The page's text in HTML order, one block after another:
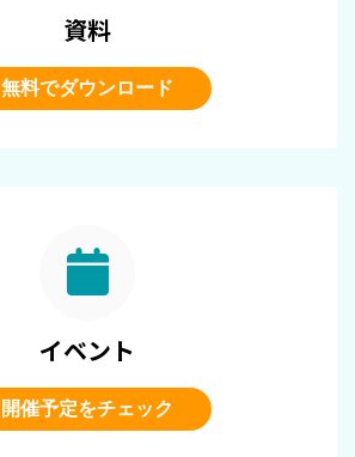
資料
無料でダウンロード
イベント
開催予定をチェック